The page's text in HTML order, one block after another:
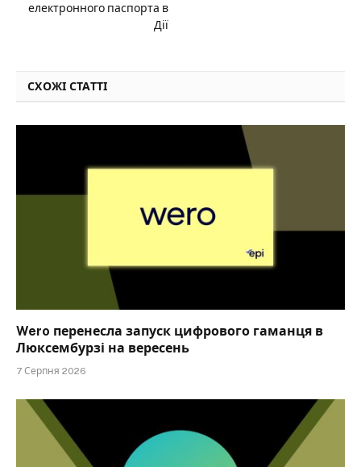
електронного паспорта в
Дії
СХОЖІ СТАТТІ
Wero перенесла запуск цифрового гаманця в
Люксембурзі на вересень
7 Серпня 2026